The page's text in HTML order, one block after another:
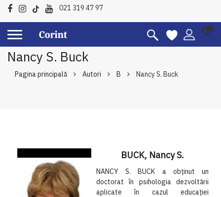
021 319 47 97
Nancy S. Buck
Pagina principală Autori B Nancy S. Buck
BUCK, Nancy S.
NANCY S. BUCK a obţinut un
doctorat în psihologia dezvoltării
aplicate în cazul educaţiei